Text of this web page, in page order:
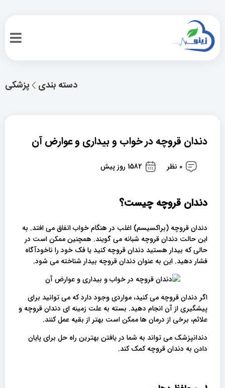
پزشکی دسته بندی
دندان قروچه در خواب و بیداری و عوارض آن
0 نظر 1582 روز پیش
دندان قروچه چیست؟
دندان قروچه (براکسیسم) اغلب در هنگام خواب اتفاق می افتد. به
این حالت دندان قروچه شبانه می گویند. همچنین ممکن است در
حالی که بیدار هستید دندان قروچه کنید یا فک خود را ناخودآگاه
فشار دهید. این به عنوان دندان قروچه بیدار شناخته می شود.
اگر دندان قروچه می کنید، مواردی وجود دارد که می توانید برای
پیشگیری از آن انجام دهید. بسته به علت زمینه ای دندان قروچه و
علائم، برخی از درمان ها ممکن است بهتر از بقیه عمل کنند.
دندانپزشک می تواند به شما در یافتن بهترین راه حل برای پایان
دادن به دندان قروچه کمک کند.